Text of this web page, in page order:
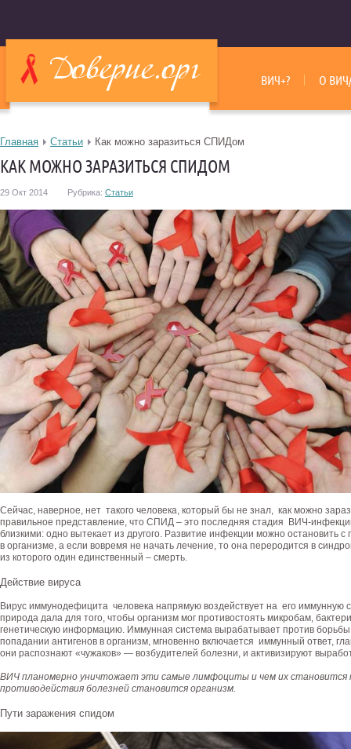
ВИЧ+? О
Главная Статьи Как можно заразиться СПИДом
КАК МОЖНО ЗАРАЗИТЬСЯ СПИДОМ
29 Окт 2014 Рубрика: Статьи
Сейчас, наверное, нет такого человека, который бы не знал, как можно
правильное представление, что СПИД – это последняя стадия ВИЧ-
близкими: одно вытекает из другого. Развитие инфекции можно остановить
в организме, а если вовремя не начать лечение, то она переродится в
из которого один единственный – смерть.
Действие вируса
Вирус иммунодефицита человека напрямую воздействует на его иммунную
природа дала для того, чтобы организм мог противостоять микробам,
генетическую информацию. Иммунная система вырабатывает против
попадании антигенов в организм, мгновенно включается иммунный ответ,
они распознают «чужаков» — возбудителей болезни, и активизируют
ВИЧ планомерно уничтожает эти самые лимфоциты и чем их становится
противодействия болезней становится организм.
Пути заражения спидом